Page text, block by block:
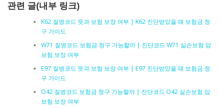
관련 글(내부 링크)
K62 질병코드 뜻과 보험 보장 여부 | K62 진단받았을 때 보험금 청
구 가이드
W71 질병코드 보험금 청구 가능할까 | 진단코드 W71 실손보험 암
보험 보장 여부
E97 질병코드 뜻과 보험 보장 여부 | E97 진단받았을 때 보험금 청
구 가이드
O42 질병코드 보험금 청구 가능할까 | 진단코드 O42 실손보험 암
보험 보장 여부